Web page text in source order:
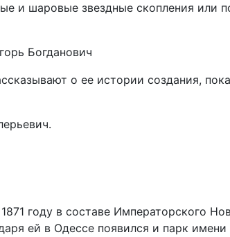
и шаровые звездные скопления или
Богданович
о ее истории создания,
году в составе Императорского
ей в Одессе появился и парк